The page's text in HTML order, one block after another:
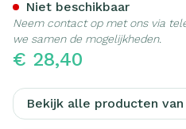
€ 28,40
Niet beschikbaar
Neem contact op met ons via
we samen de mogelijkheden.
Bekijk alle producten